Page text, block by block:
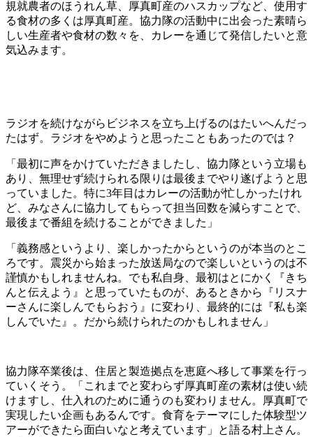
規就農者のほうれん草、厚真町産のハスカップなど、使用す
る食材の多くは厚真町産。協力隊の活動中に出会った素晴ら
しい生産者や食材の数々を、カレーを通じて発信したいと意
気込みます。
ラジオを続けながらビジネスを立ち上げるのはたいへんだっ
たはず。ラジオをやめようと思ったこともあったのでは？
「最初に声をかけていただきましたし、協力隊という立場も
あり、無理せず続けられる限りは最後までやり遂げようと思
っていました。特に3年目はカレーの活動が忙しかったけれ
ど、みなさんに協力してもらって担当回数を減らすことで、
最後まで番組を続けることができました」
「義務感というより、楽しかったからというのが本当のとこ
ろです。震災から始まった放送局なので楽しいというのは不
謹慎かもしれませんね。でも私自身、最初はとにかく『きち
んと伝えよう』と思っていたものが、あるときから『リスナ
ーさんに楽しんでもらおう』に変わり、最終的には『私も楽
しんでいた』。だから続けられたのかもしれません」
協力隊卒業後は、住居と製造拠点を恵庭へ移して事業を行っ
ていくそう。「これまでと変わらず厚真町産の素材は使い続
けますし、仕入れのために通うのも変わりません。厚真町で
実現したい企画もあるんです。食育をテーマにした体験型ツ
アーができたら面白いなと考えています」と語る村上さん。